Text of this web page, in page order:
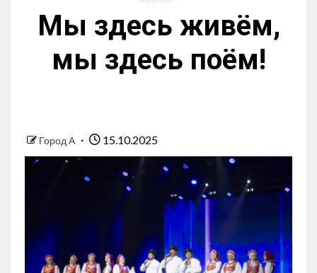
Мы здесь живём,
мы здесь поём!
Город А 15.10.2025